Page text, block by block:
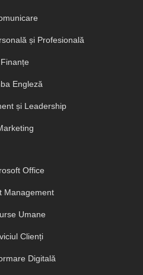
și Profesională
Finanțe
Engleză
și Leadership
Office
Management
Umane
Clienți
Digitală